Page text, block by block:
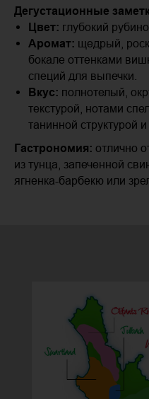
Дегустационные
Цвет: глубокий
Аромат: щедрый,
бокале оттенками
специй для выпечки.
Вкус: полнотелый,
текстурой, нотами
танинной структурой
Гастрономия: отлично
из тунца, запеченной
ягненка-барбекю или